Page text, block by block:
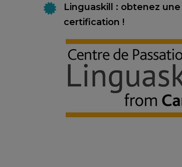
Linguaskill : obtenez une
certification !